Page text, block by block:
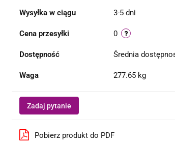
Wysyłka w ciągu 3-5 dni
Cena przesyłki 0
Dostępność Średnia
Waga 277.65 kg
Zadaj pytanie
Pobierz produkt do PDF